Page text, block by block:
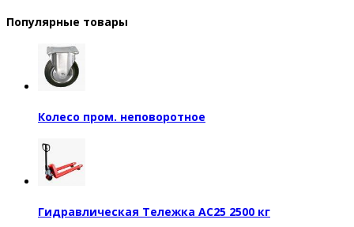
Популярные товары
Колесо пром. неповоротное
Гидравлическая Тележка AC25 2500 кг